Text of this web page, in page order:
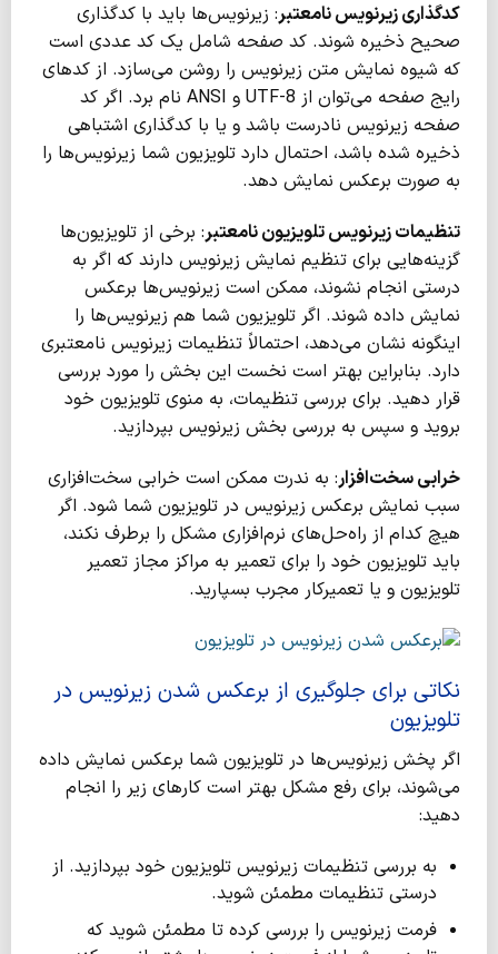
کدگذاری زیرنویس نامعتبر: زیرنویس‌ها باید با کدگذاری
صحیح ذخیره شوند. کد صفحه شامل یک کد عددی است
که شیوه نمایش متن زیرنویس را روشن می‌سازد. از کدهای
رایج صفحه می‌توان از UTF-8 و ANSI نام برد. اگر کد
صفحه زیرنویس نادرست باشد و یا با کدگذاری اشتباهی
ذخیره شده باشد، احتمال دارد تلویزیون شما زیرنویس‌ها را
به صورت برعکس نمایش دهد.
تنظیمات زیرنویس تلویزیون نامعتبر: برخی از تلویزیون‌ها
گزینه‌هایی برای تنظیم نمایش زیرنویس دارند که اگر به
درستی انجام نشوند، ممکن است زیرنویس‌ها برعکس
نمایش داده شوند. اگر تلویزیون شما هم زیرنویس‌ها را
اینگونه نشان می‌دهد، احتمالاً تنظیمات زیرنویس نامعتبری
دارد. بنابراین بهتر است نخست این بخش را مورد بررسی
قرار دهید. برای بررسی تنظیمات، به منوی تلویزیون خود
بروید و سپس به بررسی بخش زیرنویس بپردازید.
خرابی سخت‌افزار: به ندرت ممکن است خرابی سخت‌افزاری
سبب نمایش برعکس زیرنویس در تلویزیون شما شود. اگر
هیچ کدام از راه‌حل‌های نرم‌افزاری مشکل را برطرف نکند،
باید تلویزیون خود را برای تعمیر به مراکز مجاز تعمیر
تلویزیون و یا تعمیرکار مجرب بسپارید.
نکاتی برای جلوگیری از برعکس شدن زیرنویس در
تلویزیون
اگر پخش زیرنویس‌ها در تلویزیون شما برعکس نمایش داده
می‌شوند، برای رفع مشکل بهتر است کارهای زیر را انجام
دهید:
به بررسی تنظیمات زیرنویس تلویزیون خود بپردازید. از
درستی تنظیمات مطمئن شوید.
فرمت زیرنویس را بررسی کرده تا مطمئن شوید که